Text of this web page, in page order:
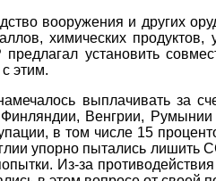
вооружения и других
химических
установить
этим.
выплачивать за
Венгрии,
в том числе 15
упорно пытались лишить
Из-за